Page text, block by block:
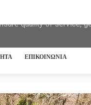
ΕΠΙΚΟΙΝΩΝΙΑ
quality of service,